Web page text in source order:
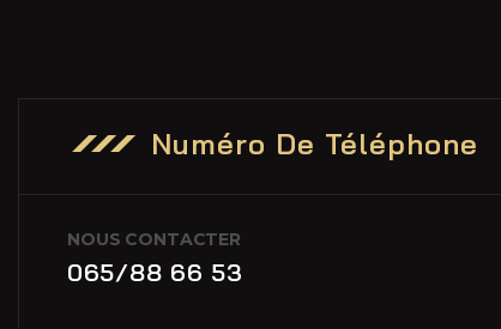
Numéro De Téléphone
NOUS CONTACTER
065/88 66 53